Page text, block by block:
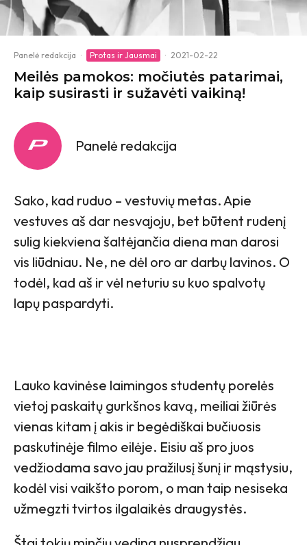
Panelė redakcija · Protas ir Jausmai · 2021-02-22
Meilės pamokos: močiutės patarimai,
kaip susirasti ir sužavėti vaikiną!
Panelė redakcija
Sako, kad ruduo – vestuvių metas. Apie
vestuves aš dar nesvajoju, bet būtent rudenį
sulig kiekviena šaltėjančia diena man darosi
vis liūdniau. Ne, ne dėl oro ar darbų lavinos. O
todėl, kad aš ir vėl neturiu su kuo spalvotų
lapų paspardyti.
Lauko kavinėse laimingos studentų porelės
vietoj paskaitų gurkšnos kavą, meiliai žiūrės
vienas kitam į akis ir begėdiškai bučiuosis
paskutinėje filmo eilėje. Eisiu aš pro juos
vedžiodama savo jau pražilusį šunį ir mąstysiu,
kodėl visi vaikšto porom, o man taip nesiseka
užmegzti tvirtos ilgalaikės draugystės.